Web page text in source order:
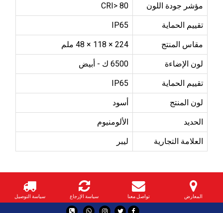
مؤشر جودة اللون CRI> 80
تقييم الحماية IP65
مقاس المنتج 224 × 118 × 48 ملم
لون الإضاءة 6500 ك - أبيض
تقييم الحماية IP65
لون المنتج أسود
الحديد الألومنيوم
العلامة التجارية ليبر
المعارض تواصل معنا سياسة الإرجاع سياسة التوصيل